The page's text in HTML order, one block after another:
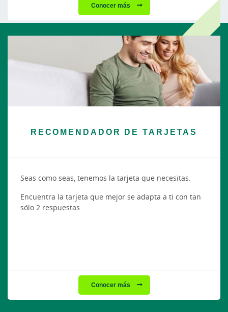
Conocer más
RECOMENDADOR DE TARJETAS
Seas como seas, tenemos la tarjeta que necesitas.
Encuentra la tarjeta que mejor se adapta a ti con tan
sólo 2 respuestas.
Conocer más